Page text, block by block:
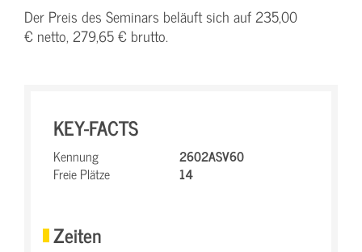
Der Preis des Seminars beläuft sich auf 235,00
€ netto, 279,65 € brutto.
KEY-FACTS
Kennung
2602ASV60
Freie Plätze
14
Zeiten